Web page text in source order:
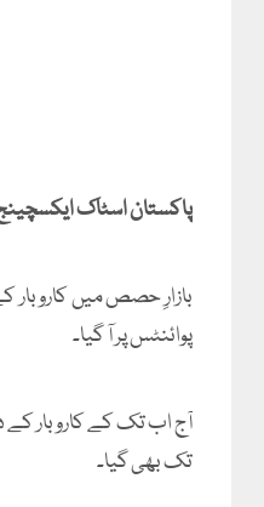
پاکستان اسٹاک
پوائنٹس پر آ گیا۔
تک بھی گیا۔